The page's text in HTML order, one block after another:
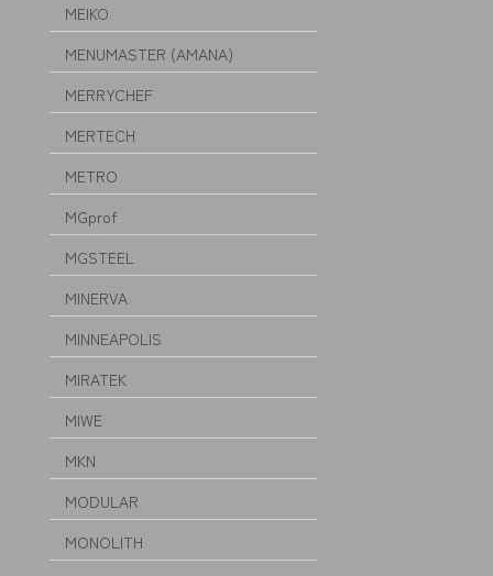
MEIKO
MENUMASTER (AMANA)
MERRYCHEF
MERTECH
METRO
MGprof
MGSTEEL
MINERVA
MINNEAPOLIS
MIRATEK
MIWE
MKN
MODULAR
MONOLITH